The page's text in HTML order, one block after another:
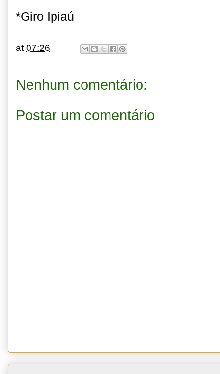
*Giro Ipiaú
at07:26
Nenhum comentário:
Postar um comentário